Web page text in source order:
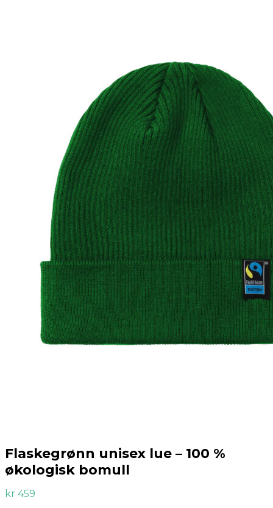
Flaskegrønn unisex lue – 100 %
økologisk bomull
kr 459